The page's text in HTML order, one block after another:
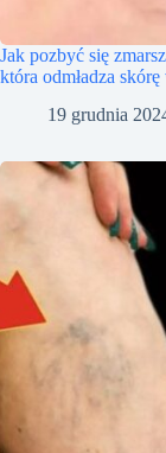
Jak pozbyć się
która odmładza
19 grudnia